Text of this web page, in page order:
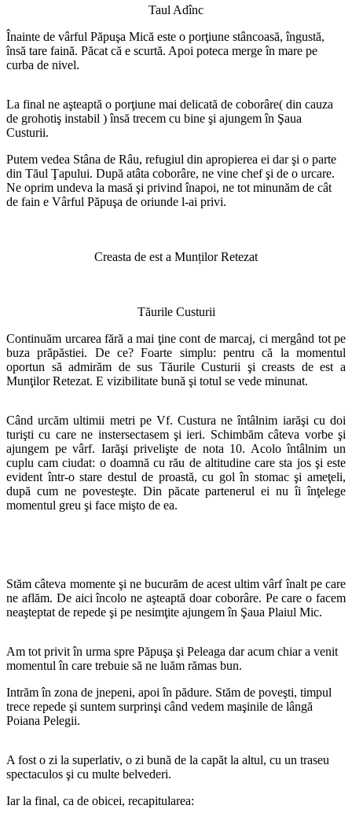
Taul Adînc
Înainte de vârful Păpuşa Mică este o porţiune stâncoasă, îngustă,
însă tare faină. Păcat că e scurtă. Apoi poteca merge în mare pe
curba de nivel.
La final ne aşteaptă o porţiune mai delicată de coborâre( din cauza
de grohotiş instabil ) însă trecem cu bine şi ajungem în Şaua
Custurii.
Putem vedea Stâna de Râu, refugiul din apropierea ei dar şi o parte
din Tăul Ţapului. După atâta coborâre, ne vine chef şi de o urcare.
Ne oprim undeva la masă şi privind înapoi, ne tot minunăm de cât
de fain e Vârful Păpuşa de oriunde l-ai privi.
Creasta de est a Munților Retezat
Tăurile Custurii
Continuăm urcarea fără a mai ţine cont de marcaj, ci mergând tot pe
buza prăpăstiei. De ce? Foarte simplu: pentru că la momentul
oportun să admirăm de sus Tăurile Custurii şi creasts de est a
Munţilor Retezat. E vizibilitate bună şi totul se vede minunat.
Când urcăm ultimii metri pe Vf. Custura ne întâlnim iarăşi cu doi
turişti cu care ne instersectasem şi ieri. Schimbăm câteva vorbe şi
ajungem pe vârf. Iarăşi privelişte de nota 10. Acolo întâlnim un
cuplu cam ciudat: o doamnă cu rău de altitudine care sta jos şi este
evident într-o stare destul de proastă, cu gol în stomac şi ameţeli,
după cum ne povesteşte. Din păcate partenerul ei nu îi înţelege
momentul greu şi face mişto de ea.
Stăm câteva momente şi ne bucurăm de acest ultim vârf înalt pe care
ne aflăm. De aici încolo ne aşteaptă doar coborâre. Pe care o facem
neaşteptat de repede şi pe nesimţite ajungem în Şaua Plaiul Mic.
Am tot privit în urma spre Păpuşa şi Peleaga dar acum chiar a venit
momentul în care trebuie să ne luăm rămas bun.
Intrăm în zona de jnepeni, apoi în pădure. Stăm de poveşti, timpul
trece repede şi suntem surprinşi când vedem maşinile de lângă
Poiana Pelegii.
A fost o zi la superlativ, o zi bună de la capăt la altul, cu un traseu
spectaculos şi cu multe belvederi.
Iar la final, ca de obicei, recapitularea: